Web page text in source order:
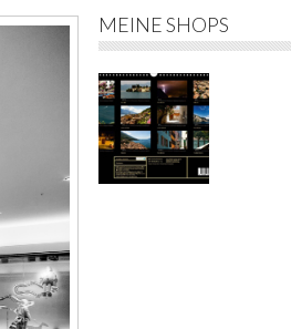
MEINE SHOPS